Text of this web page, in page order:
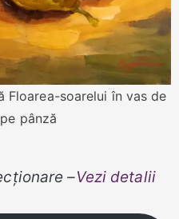
Floarea-soarelui în vas de
pânză
–Vezi detalii